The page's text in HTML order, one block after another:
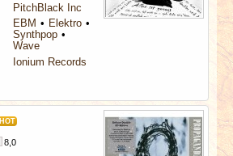
PitchBlack Inc
EBM
Elektro
Synthpop
Wave
Ionium Records
HOT
8,0